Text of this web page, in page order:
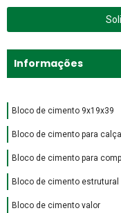
Informações
Bloco de cimento 9x19x39
Bloco de cimento para
Bloco de cimento para
Bloco de cimento estrutural
Bloco de cimento valor